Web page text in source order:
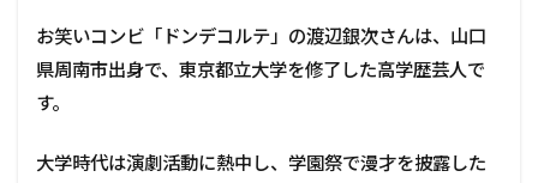
お笑いコンビ「ドンデコルテ」の渡辺銀次さんは、山口
県周南市出身で、東京都立大学を修了した高学歴芸人で
す。
大学時代は演劇活動に熱中し、学園祭で漫才を披露した